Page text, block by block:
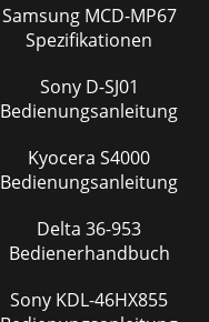
Samsung MCD-MP67
Spezifikationen
Sony D-SJ01
Bedienungsanleitung
Kyocera S4000
Bedienungsanleitung
Delta 36-953
Bedienerhandbuch
Sony KDL-46HX855